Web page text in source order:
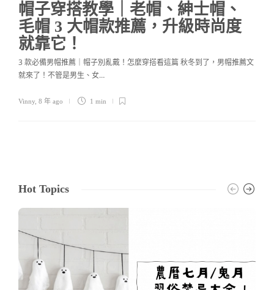
帽子穿搭教學｜老帽、紳士帽、
毛帽 3 大帽款推薦，升級時尚度
就靠它！
3 款必備男帽推薦｜帽子別亂戴！怎麼穿搭看這篇 秋冬到了，男帽推薦文
就來了！不管是男生、女…
Vinny 8 年 ago 1 min
Hot Topics